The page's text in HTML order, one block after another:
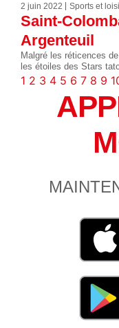
2 juin 2022 Sports et
Saint-
Argenteuil
Malgré les réticences
les étoiles des Stars
1 2 3 4 5 6 7 8 9